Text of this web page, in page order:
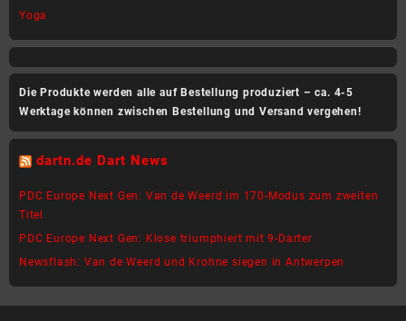
Yoga
Die Produkte werden alle auf Bestellung produziert – ca. 4-5
Werktage können zwischen Bestellung und Versand vergehen!
dartn.de Dart News
PDC Europe Next Gen: Van de Weerd im 170-Modus zum zweiten
Titel
PDC Europe Next Gen: Klose triumphiert mit 9-Darter
Newsflash: Van de Weerd und Krohne siegen in Antwerpen